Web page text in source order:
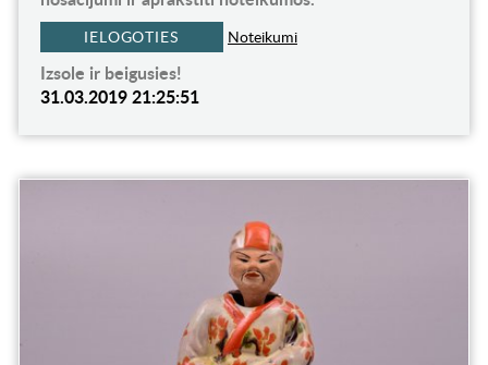
IELOGOTIES Noteikumi
Izsole ir beigusies!
31.03.2019 21:25:51